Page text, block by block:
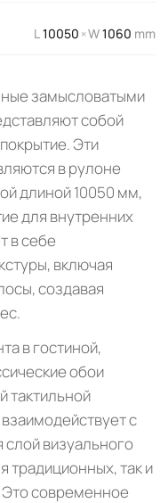
L10050 ×W1060 mm
замысловатыми
собой
Эти
в рулоне
длиной 10050 мм,
для внутренних
в себе
включая
создавая
в гостиной,
обои
тактильной
с
визуального
традиционных, так и
современное